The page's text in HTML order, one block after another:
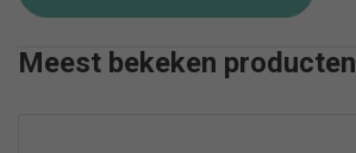
Meest bekeken producten